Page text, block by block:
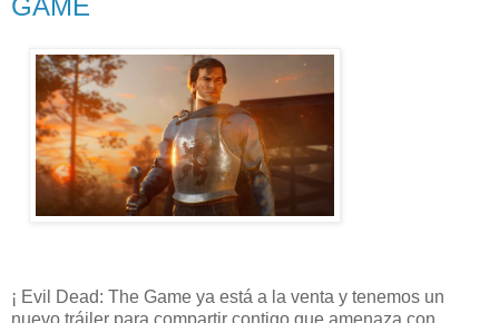
¡ Evil Dead: The Game ya está a la venta y tenemos un
nuevo tráiler para compartir contigo que amenaza con